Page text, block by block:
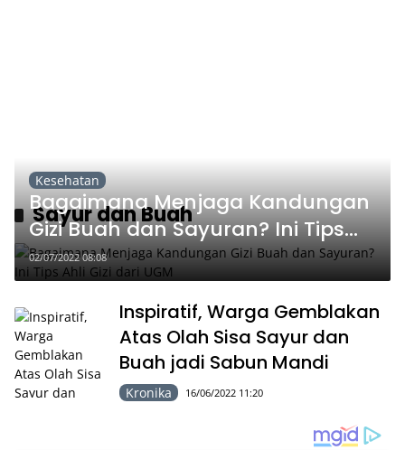
Sayur dan Buah
Kesehatan
Bagaimana Menjaga Kandungan
Gizi Buah dan Sayuran? Ini Tips
Ahli Gizi dari UGM
02/07/2022 08:08
Inspiratif, Warga Gemblakan
Atas Olah Sisa Sayur dan
Buah jadi Sabun Mandi
Kronika 16/06/2022 11:20